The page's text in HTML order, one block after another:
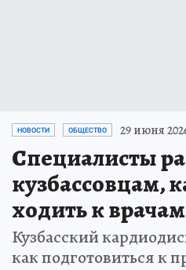
НОВОСТИ ОБЩЕСТВО 29 июня
Специалисты
кузбассовцам,
ходить к врачам
Кузбасский
как подготовиться к